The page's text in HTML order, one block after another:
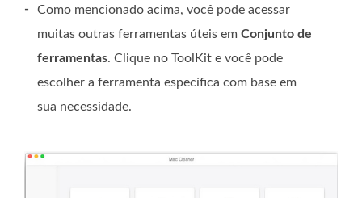
-
Como mencionado acima, você pode acessar
muitas outras ferramentas úteis em Conjunto de
ferramentas. Clique no ToolKit e você pode
escolher a ferramenta específica com base em
sua necessidade.